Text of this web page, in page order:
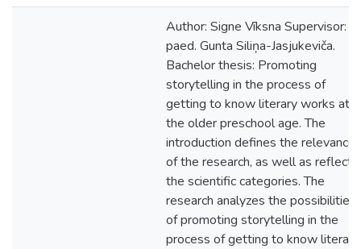
Author: Signe Vīksna Supervisor:
paed. Gunta Siliņa-Jasjukeviča.
Bachelor thesis: Promoting
storytelling in the process of
getting to know literary works at
the older preschool age. The
introduction defines the relevance
of the research, as well as reflects
the scientific categories. The
research analyzes the possibilities
of promoting storytelling in the
process of getting to know literary